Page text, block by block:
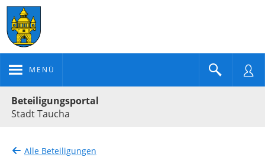
MENÜ
Beteiligungsportal
Stadt Taucha
Alle Beteiligungen